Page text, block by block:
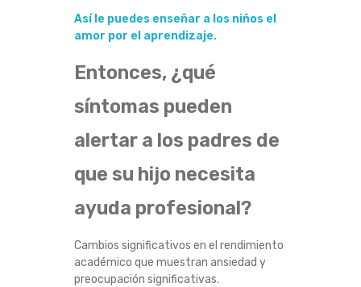
Así le puedes enseñar a los niños el
amor por el aprendizaje.
Entonces, ¿qué
síntomas pueden
alertar a los padres de
que su hijo necesita
ayuda profesional?
Cambios significativos en el rendimiento
académico que muestran ansiedad y
preocupación significativas.